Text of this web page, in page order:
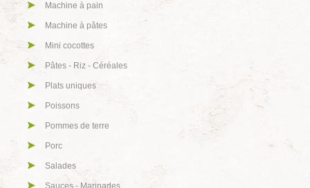
Machine à pain
Machine à pâtes
Mini cocottes
Pâtes - Riz - Céréales
Plats uniques
Poissons
Pommes de terre
Porc
Salades
Sauces - Marinades